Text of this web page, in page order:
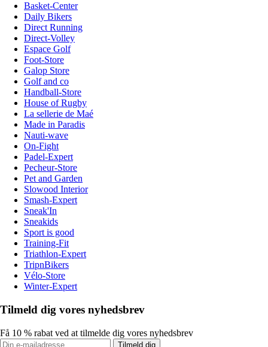
Basket-Center
Daily Bikers
Direct Running
Direct-Volley
Espace Golf
Foot-Store
Galop Store
Golf and co
Handball-Store
House of Rugby
La sellerie de Maé
Made in Paradis
Nauti-wave
On-Fight
Padel-Expert
Pecheur-Store
Pet and Garden
Slowood Interior
Smash-Expert
Sneak'In
Sneakids
Sport is good
Training-Fit
Triathlon-Expert
TripnBikers
Vélo-Store
Winter-Expert
Tilmeld dig vores nyhedsbrev
Få 10 % rabat ved at tilmelde dig vores nyhedsbrev
Tilmeld dig